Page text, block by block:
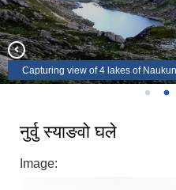
Incredible sunset view from yarsa
Capturing view of 4 lakes of
Larchyang in the evening
A view of Yarsa
नुर्वु स्याङवो घले
Image: